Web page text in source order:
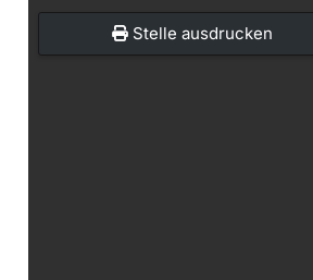
Stelle ausdrucken